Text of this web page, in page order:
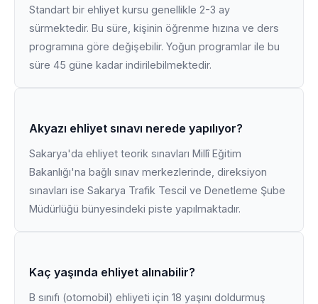
Standart bir ehliyet kursu genellikle 2-3 ay
sürmektedir. Bu süre, kişinin öğrenme hızına ve ders
programına göre değişebilir. Yoğun programlar ile bu
süre 45 güne kadar indirilebilmektedir.
Akyazı ehliyet sınavı nerede yapılıyor?
Sakarya'da ehliyet teorik sınavları Millî Eğitim
Bakanlığı'na bağlı sınav merkezlerinde, direksiyon
sınavları ise Sakarya Trafik Tescil ve Denetleme Şube
Müdürlüğü bünyesindeki piste yapılmaktadır.
Kaç yaşında ehliyet alınabilir?
B sınıfı (otomobil) ehliyeti için 18 yaşını doldurmuş